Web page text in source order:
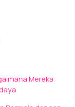
Mereka